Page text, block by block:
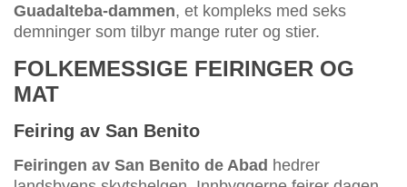
Guadalteba-dammen, et kompleks med seks
demninger som tilbyr mange ruter og stier.
FOLKEMESSIGE FEIRINGER OG
MAT
Feiring av San Benito
Feiringen av San Benito de Abad hedrer